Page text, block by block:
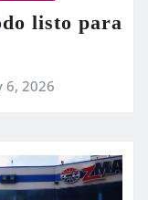
listo para
6, 2026